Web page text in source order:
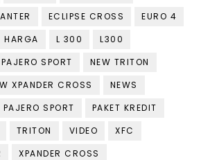
ECLIPSE CROSS
EURO 4
HARGA L 300
L300
SPORT
NEW TRITON
XPANDER CROSS
NEWS
PAJERO SPORT
PAKET KREDIT
TRITON VIDEO
XFC
XPANDER CROSS